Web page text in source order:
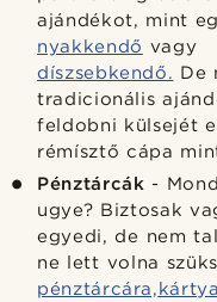
ajándékot, mint
nyakkendő vagy
díszsebkendő. De
tradicionális
feldobni külsejét
rémísztő cápa
Pénztárcák -
ugye? Biztosak
egyedi, de nem
ne lett volna
pénztárcára,